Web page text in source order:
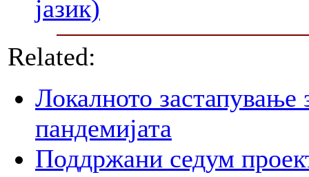
јазик)
Related:
Локалното застапување
пандемијата
Поддржани седум